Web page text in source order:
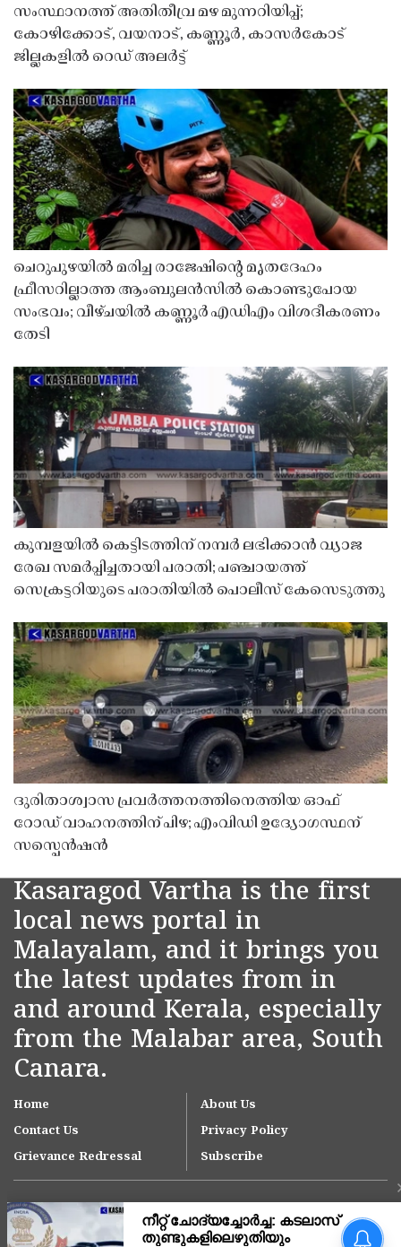
സംസ്ഥാനത്ത് അതിതീവ്ര മഴ മുന്നറിയിപ്പ്;
കോഴിക്കോട്, വയനാട്, കണ്ണൂർ, കാസർകോട്
ജില്ലകളിൽ റെഡ് അലർട്ട്
ചെറുപുഴയിൽ മരിച്ച രാജേഷിൻ്റെ മൃതദേഹം
ഫ്രീസറില്ലാത്ത ആംബുലൻസിൽ കൊണ്ടുപോയ
സംഭവം; വീഴ്ചയിൽ കണ്ണൂർ എഡിഎം വിശദീകരണം
തേടി
കുമ്പളയിൽ കെട്ടിടത്തിന് നമ്പർ ലഭിക്കാൻ വ്യാജ
രേഖ സമർപ്പിച്ചതായി പരാതി; പഞ്ചായത്ത്
സെക്രട്ടറിയുടെ പരാതിയിൽ പൊലീസ് കേസെടുത്തു
ദുരിതാശ്വാസ പ്രവർത്തനത്തിനെത്തിയ ഓഫ്
റോഡ് വാഹനത്തിന് പിഴ; എംവിഡി ഉദ്യോഗസ്ഥന്
സസ്പെൻഷൻ
Kasaragod Vartha is the first
local news portal in
Malayalam, and it brings you
the latest updates from in
and around Kerala, especially
from the Malabar area, South
Canara.
Home
About Us
Contact Us
Privacy Policy
Grievance Redressal
Subscribe